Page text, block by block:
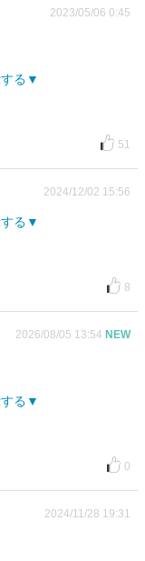
2023/05/06 0:45
る
51
2024/12/02 15:56
る
8
2026/08/05 13:54 NEW
る
0
2024/11/28 19:31